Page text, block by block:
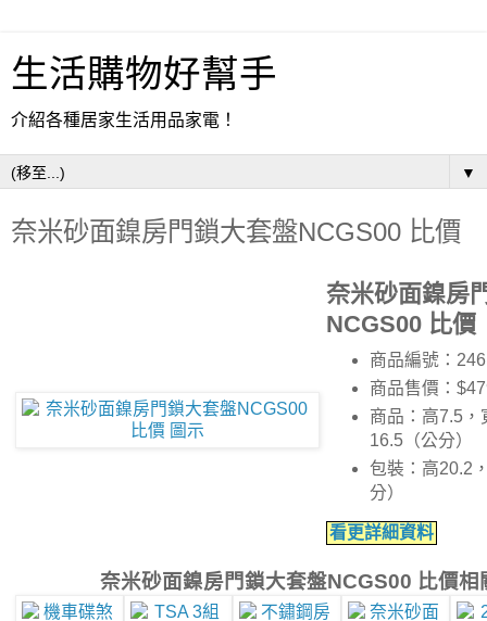
生活購物好幫手
介紹各種居家生活用品家電！
▼
奈米砂面鎳房門鎖大套盤NCGS00 比價
奈米砂面鎳房
NCGS00 比價
商品編號：
商品售價：
商品：高7.5，
16.5（公分）
包裝：高20.2
分）
看更詳細資料
奈米砂面鎳房門鎖大套盤NCGS00 比價相